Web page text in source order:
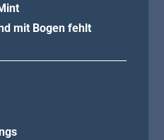
mit Bogen fehlt